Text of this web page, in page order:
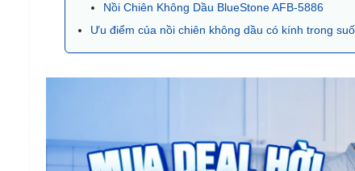
Nồi Chiên Không Dầu BlueStone AFB-5886
Ưu điểm của nồi chiên không dầu có kính trong